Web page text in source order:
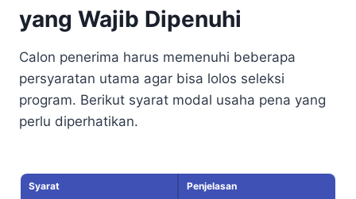
yang Wajib Dipenuhi
Calon penerima harus memenuhi beberapa
persyaratan utama agar bisa lolos seleksi
program. Berikut syarat modal usaha pena yang
perlu diperhatikan.
Syarat Penjelasan